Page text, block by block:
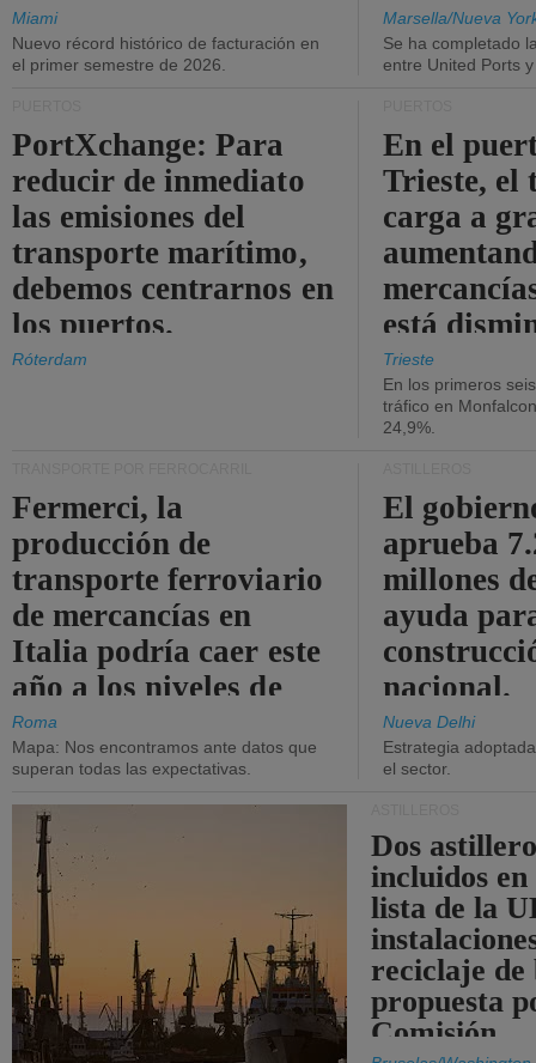
Miami
Nuevo récord histórico de facturación en
el primer semestre de 2026.
Marsella/Nueva
Se ha completado
entre United Ports
PortXchange: Para
reducir de inmediato
las emisiones del
transporte marítimo,
debemos centrarnos en
los puertos.
Róterdam
En el
Trieste, el
carga a
está
Trieste
En los primeros
tráfico en
24,9%.
Fermerci, la
producción de
transporte ferroviario
de mercancías en
Italia podría caer este
año a los niveles de
2015.
Roma
Mapa: Nos encontramos ante datos que
superan todas las expectativas.
El
aprueba
millones
ayuda
nacional.
Nueva Delhi
Estrategia
el sector.
Dos
incluidos
lista de la
reciclaje de
propuesta
Comisión.